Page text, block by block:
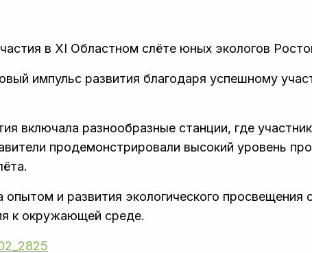
в XI Областном слёте юных экологов
импульс развития благодаря успешному
включала разнообразные станции, где
продемонстрировали высокий уровень
и развития экологического просвещения
к окружающей среде.